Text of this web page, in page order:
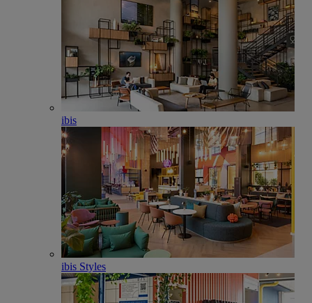
ibis
ibis Styles